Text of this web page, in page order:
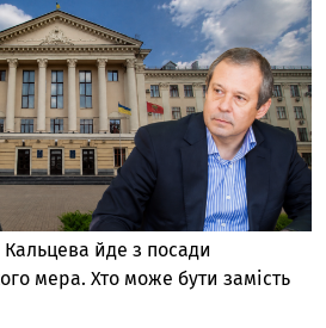
йде з посади
мера. Хто може бути замість